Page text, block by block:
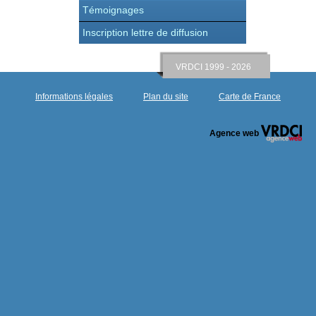
Témoignages
Inscription lettre de diffusion
VRDCI 1999 - 2026
Informations légales Plan du site Carte de France
Agence web